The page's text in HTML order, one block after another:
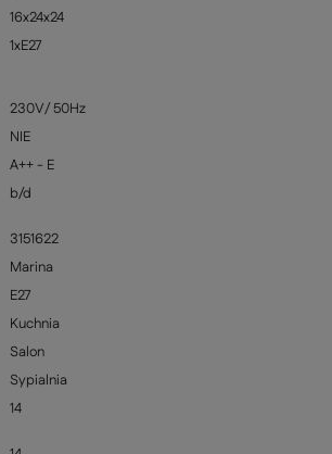
16x24x24
1xE27
230V/ 50Hz
NIE
A++ - E
b/d
3151622
Marina
E27
Kuchnia
Salon
Sypialnia
14